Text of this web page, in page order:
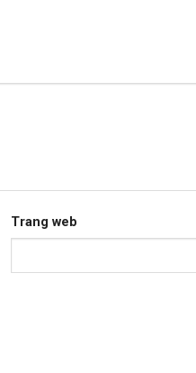
Trang web